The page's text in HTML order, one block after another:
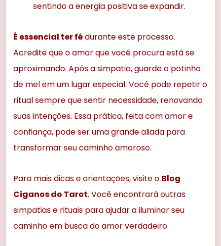
sentindo a energia positiva se expandir.
É essencial ter fédurante este processo.
Acredite que o amor que você procura está se
aproximando. Após a simpatia, guarde o potinho
de mel em um lugar especial. Você pode repetir o
ritual sempre que sentir necessidade, renovando
suas intenções. Essa prática, feita com amor e
confiança, pode ser uma grande aliada para
transformar seu caminho amoroso.
Para mais dicas e orientações, visite o Blog
Ciganos do Tarot. Você encontrará outras
simpatias e rituais para ajudar a iluminar seu
caminho em busca do amor verdadeiro.